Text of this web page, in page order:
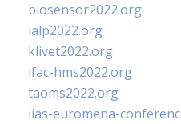
biosensor2022.org
ialp2022.org
klivet2022.org
ifac-hms2022.org
taoms2022.org
iias-euromena-